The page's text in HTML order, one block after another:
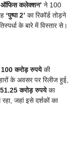
ऑफिस कलेक्शन’ ने 100
‘पुष्पा 2’ का रिकॉर्ड तोड़ने
के बारे में विस्तार से।
100 करोड़ रुपयेकी
के अवसर पर रिलीज हुई,
51.25 करोड़ रुपयेका
जहां इसे दर्शकों का